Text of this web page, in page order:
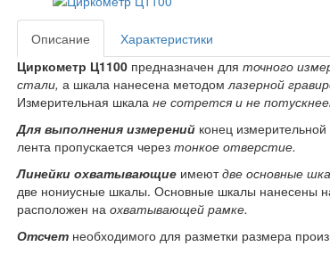
Описание
Характеристики
Циркометр Ц1100предназначен для точного
стали, а шкала нанесена методом лазерной
Измерительная шкала не сотрется и не
Для выполнения измеренийконец измерительной
лента пропускается через тонкое отверстие.
Линейки охватывающиеимеютдве основные
две нониусные шкалы. Основные шкалы нанесены
расположен на охватывающей рамке.
Отсчетнеобходимого для разметки размера